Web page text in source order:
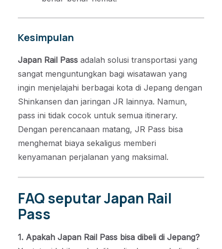
Kesimpulan
Japan Rail Pass adalah solusi transportasi yang
sangat menguntungkan bagi wisatawan yang
ingin menjelajahi berbagai kota di Jepang dengan
Shinkansen dan jaringan JR lainnya. Namun,
pass ini tidak cocok untuk semua itinerary.
Dengan perencanaan matang, JR Pass bisa
menghemat biaya sekaligus memberi
kenyamanan perjalanan yang maksimal.
FAQ seputar Japan Rail
Pass
1. Apakah Japan Rail Pass bisa dibeli di Jepang?